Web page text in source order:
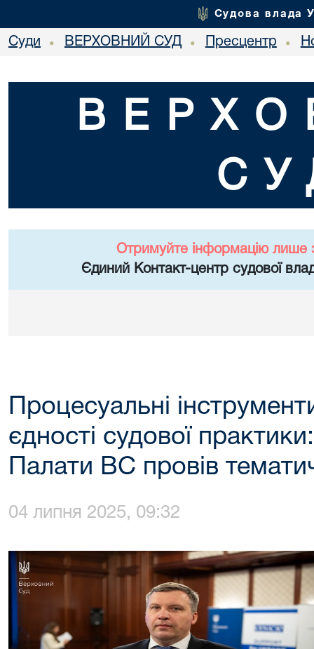
Судова влада
Суди • ВЕРХОВНИЙ СУД • Пресцентр •
Отримуйте інформацію лише
Єдиний Контакт-центр судової
Процесуальні
єдності судової
Палати ВС провів
04 липня 2025, 09:32